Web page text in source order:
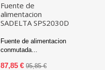
Fuente de
alimentacion
SADELTA SPS2030D
Fuente de alimentacion
conmutada...
87,85 € 95,85 €